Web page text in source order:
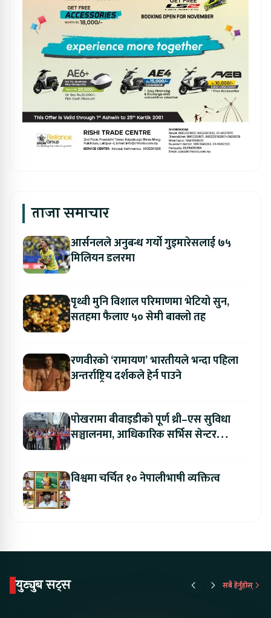
ताजा समाचार
आर्सनलले अनुबन्ध गर्यो गुइमारेसलाई ७५
मिलियन डलरमा
पृथ्वी मुनि विशाल परिमाणमा भेटियो सुन,
सतहमा फैलाए ५० सेमी बाक्लो तह
रणवीरको ‘रामायण’ भारतीयले भन्दा पहिला
अन्तर्राष्ट्रिय दर्शकले हेर्न पाउने
पोखरामा बीवाइडीको पूर्ण थ्री–एस सुविधा
सञ्चालनमा, आधिकारिक सर्भिस सेन्टर
विश्वमा चर्चित १० नेपालीभाषी व्यक्तित्व
युट्युब सट्स सबै हेर्नुहोस्